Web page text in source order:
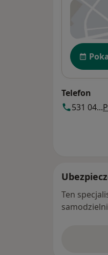
Telefon
531 04...
Ten